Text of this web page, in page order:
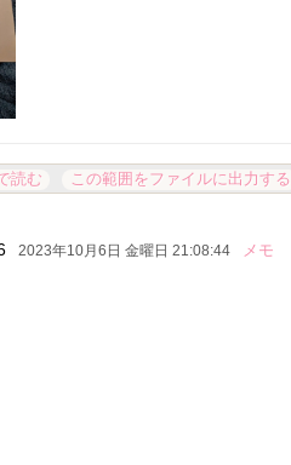
読む この範囲をファイルに出力する
2023年10月6日 金曜日 21:08:44 メモ